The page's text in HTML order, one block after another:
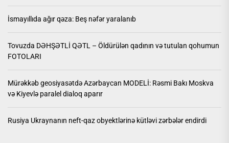
İsmayıllıda ağır qəza: Beş nəfər yaralanıb
Tovuzda DƏHŞƏTLİ QƏTL – Öldürülən qadının və tutulan qohumun
FOTOLARI
Mürəkkəb geosiyasətdə Azərbaycan MODELİ: Rəsmi Bakı Moskva
və Kiyevlə paralel dialoq aparır
Rusiya Ukraynanın neft-qaz obyektlərinə kütləvi zərbələr endirdi